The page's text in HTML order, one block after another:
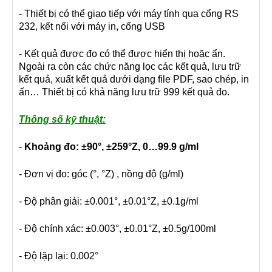
- Thiết bị có thể giao tiếp với máy tính qua cổng RS
232, kết nối với máy in, cổng USB
- Kết quả được đo có thể được hiển thị hoặc ẩn.
Ngoài ra còn các chức năng lọc các kết quả, lưu trữ
kết quả, xuất kết quả dưới dạng file PDF, sao chép, in
ấn… Thiết bị có khả năng lưu trữ 999 kết quả đo.
Thông số kỹ thuật:
- Khoảng đo: ±90°, ±259°Z, 0…99.9 g/ml
- Đơn vị đo: góc (°, °Z) , nồng độ (g/ml)
- Độ phân giải: ±0.001°, ±0.01°Z, ±0.1g/ml
- Độ chính xác: ±0.003°, ±0.01°Z, ±0.5g/100ml
- Độ lặp lại: 0.002°